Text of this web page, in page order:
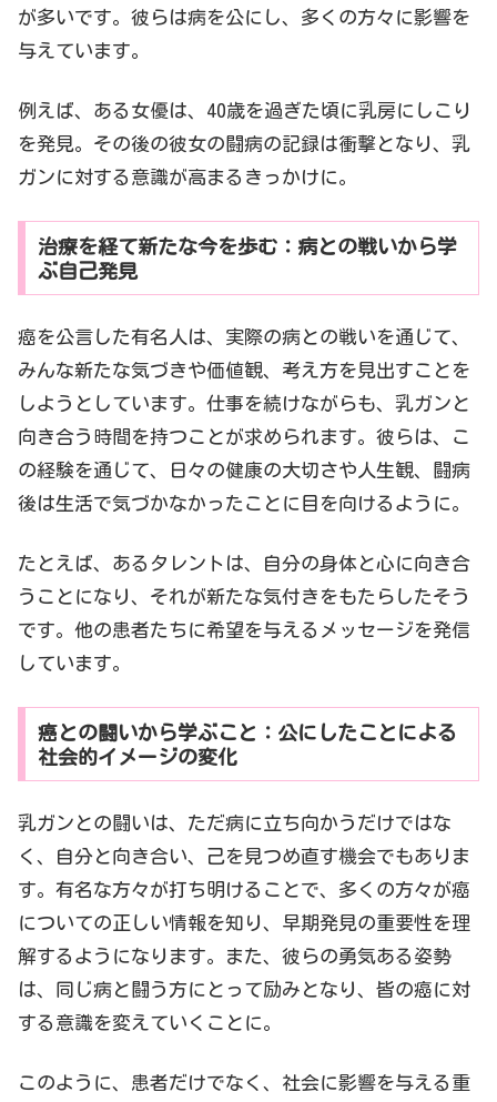
が多いです。彼らは病を公にし、多くの方々に影響を
与えています。
例えば、ある女優は、40歳を過ぎた頃に乳房にしこり
を発見。その後の彼女の闘病の記録は衝撃となり、乳
ガンに対する意識が高まるきっかけに。
治療を経て新たな今を歩む：病との戦いから学
ぶ自己発見
癌を公言した有名人は、実際の病との戦いを通じて、
みんな新たな気づきや価値観、考え方を見出すことを
しようとしています。仕事を続けながらも、乳ガンと
向き合う時間を持つことが求められます。彼らは、こ
の経験を通じて、日々の健康の大切さや人生観、闘病
後は生活で気づかなかったことに目を向けるように。
たとえば、あるタレントは、自分の身体と心に向き合
うことになり、それが新たな気付きをもたらしたそう
です。他の患者たちに希望を与えるメッセージを発信
しています。
癌との闘いから学ぶこと：公にしたことによる
社会的イメージの変化
乳ガンとの闘いは、ただ病に立ち向かうだけではな
く、自分と向き合い、己を見つめ直す機会でもありま
す。有名な方々が打ち明けることで、多くの方々が癌
についての正しい情報を知り、早期発見の重要性を理
解するようになります。また、彼らの勇気ある姿勢
は、同じ病と闘う方にとって励みとなり、皆の癌に対
する意識を変えていくことに。
このように、患者だけでなく、社会に影響を与える重